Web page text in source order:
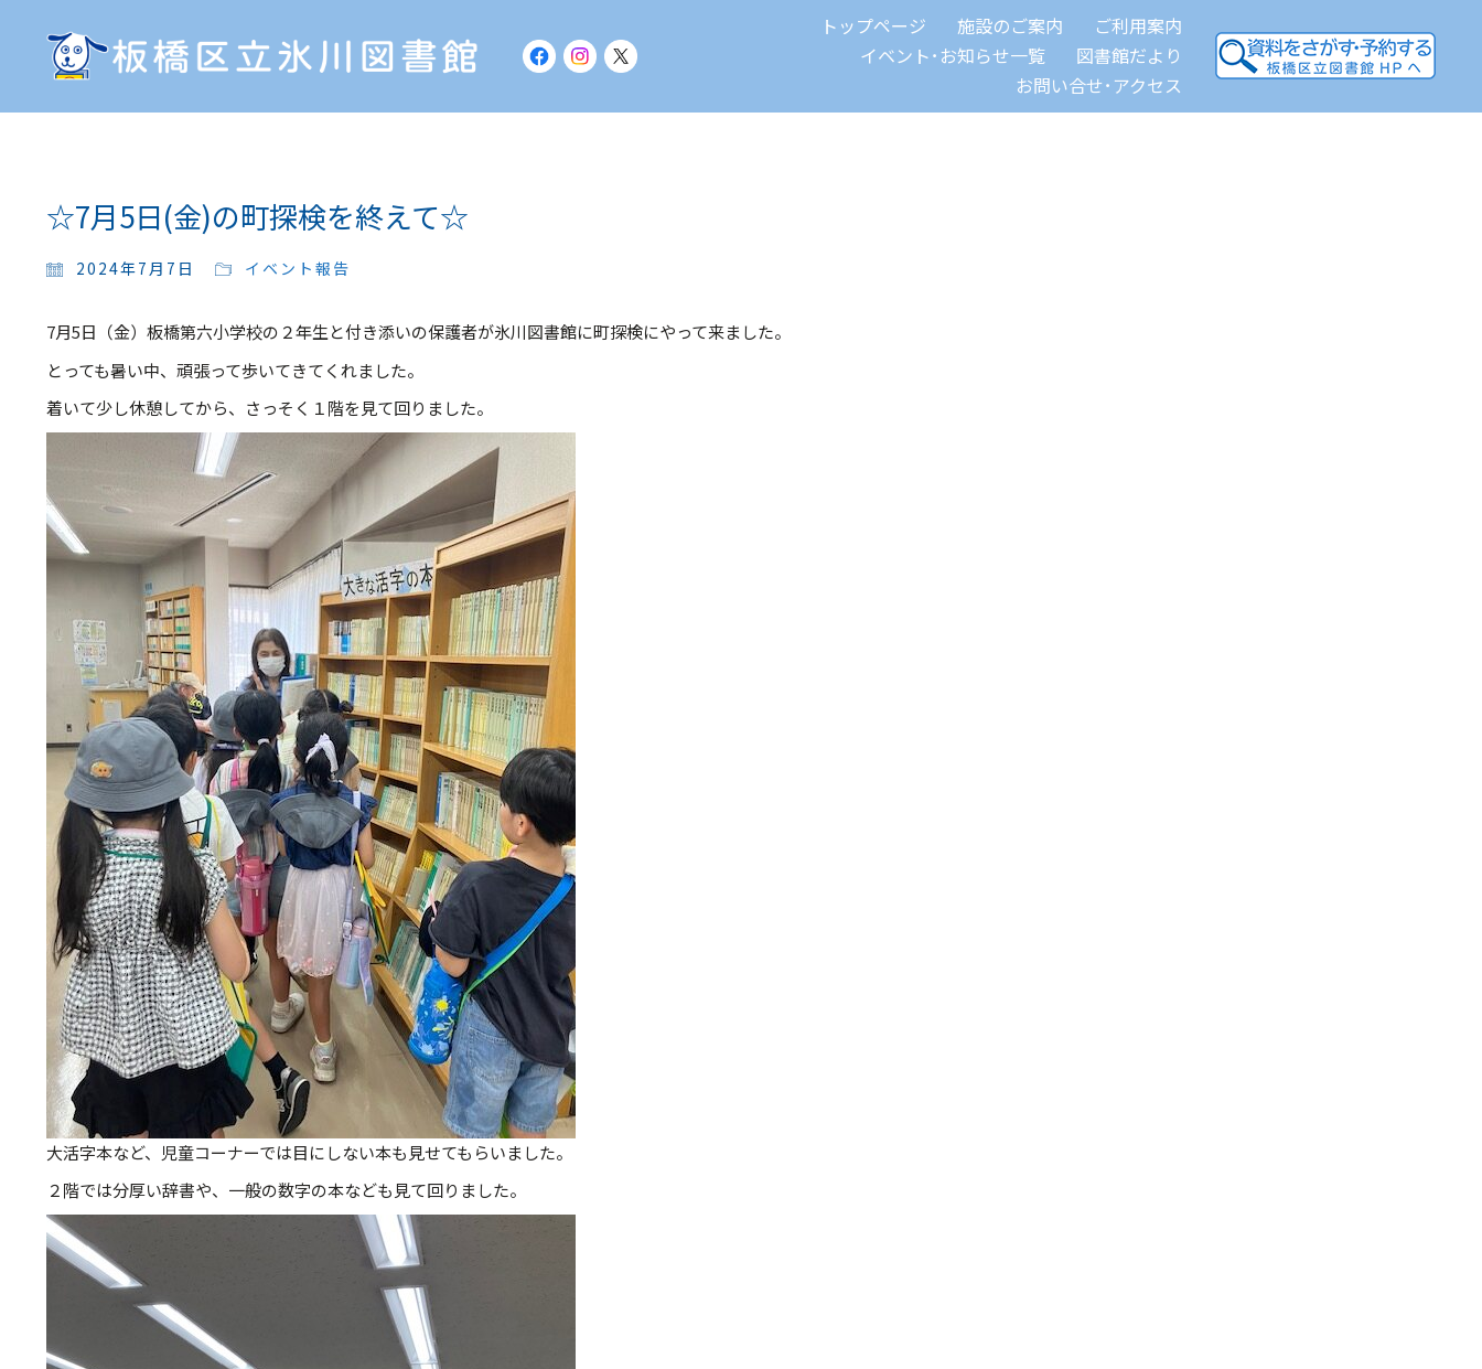
トップページ 施設のご案内
ご利用案内
イベント･お知らせ一覧
図書館だより
お問い合せ･アクセス
☆7月5日(金)の町探検を終えて☆
2024年7月7日 イベント報告
7月5日（金）板橋第六小学校の２年生と付き添いの保護者が氷川図書館に町探検にやって来ました。
とっても暑い中、頑張って歩いてきてくれました。
着いて少し休憩してから、さっそく１階を見て回りました。
大活字本など、児童コーナーでは目にしない本も見せてもらいました。
２階では分厚い辞書や、一般の数字の本なども見て回りました。